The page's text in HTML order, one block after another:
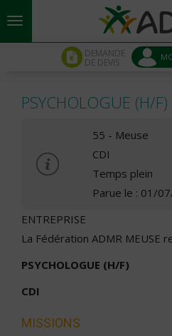
Aller au contenu principal
DEMANDE
DE DEVIS
PSYCHOLOGUE (H/F)
55 - Meuse
CDI
Temps plein
Parue le : 01/
ENTREPRISE
La Fédération ADMR MEUSE
PSYCHOLOGUE (H/F)
CDI
MISSIONS
Panneau de gestion des cookies